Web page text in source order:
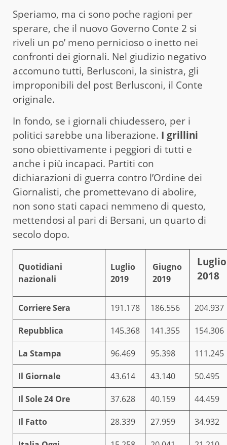
Speriamo, ma ci sono poche ragioni per
sperare, che il nuovo Governo Conte 2 si
riveli un po’ meno pernicioso o inetto nei
confronti dei giornali. Nel giudizio negativo
accomuno tutti, Berlusconi, la sinistra, gli
improponibili del post Berlusconi, il Conte
originale.
In fondo, se i giornali chiudessero, per i
politici sarebbe una liberazione. I grillini
sono obiettivamente i peggiori di tutti e
anche i più incapaci. Partiti con
dichiarazioni di guerra contro l’Ordine dei
Giornalisti, che promettevano di abolire,
non sono stati capaci nemmeno di questo,
mettendosi al pari di Bersani, un quarto di
secolo dopo.
Quotidiani
nazionali
Luglio
2019
Giugno
2019
2018
Corriere Sera 191.178 186.556 204.937
Repubblica 145.368 141.355 154.306
La Stampa 96.469 95.398 111.245
Il Giornale 43.614 43.140 50.495
Il Sole 24 Ore 37.628 40.159 44.459
Il Fatto 28.339 27.959 34.932